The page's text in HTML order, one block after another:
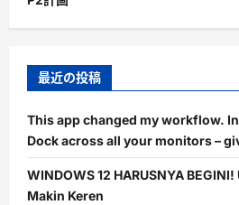
最近の投稿
This app changed my workflow.
Dock across all your monitors –
WINDOWS 12 HARUSNYA
Makin Keren